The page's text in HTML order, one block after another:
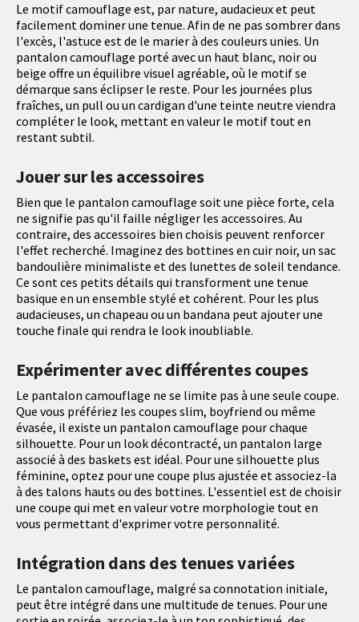
Le motif camouflage est, par nature, audacieux et peut
facilement dominer une tenue. Afin de ne pas sombrer dans
l'excès, l'astuce est de le marier à des couleurs unies. Un
pantalon camouflage porté avec un haut blanc, noir ou
beige offre un équilibre visuel agréable, où le motif se
démarque sans éclipser le reste. Pour les journées plus
fraîches, un pull ou un cardigan d'une teinte neutre viendra
compléter le look, mettant en valeur le motif tout en
restant subtil.
Jouer sur les accessoires
Bien que le pantalon camouflage soit une pièce forte, cela
ne signifie pas qu'il faille négliger les accessoires. Au
contraire, des accessoires bien choisis peuvent renforcer
l'effet recherché. Imaginez des bottines en cuir noir, un sac
bandoulière minimaliste et des lunettes de soleil tendance.
Ce sont ces petits détails qui transforment une tenue
basique en un ensemble stylé et cohérent. Pour les plus
audacieuses, un chapeau ou un bandana peut ajouter une
touche finale qui rendra le look inoubliable.
Expérimenter avec différentes coupes
Le pantalon camouflage ne se limite pas à une seule coupe.
Que vous préfériez les coupes slim, boyfriend ou même
évasée, il existe un pantalon camouflage pour chaque
silhouette. Pour un look décontracté, un pantalon large
associé à des baskets est idéal. Pour une silhouette plus
féminine, optez pour une coupe plus ajustée et associez-la
à des talons hauts ou des bottines. L'essentiel est de choisir
une coupe qui met en valeur votre morphologie tout en
vous permettant d'exprimer votre personnalité.
Intégration dans des tenues variées
Le pantalon camouflage, malgré sa connotation initiale,
peut être intégré dans une multitude de tenues. Pour une